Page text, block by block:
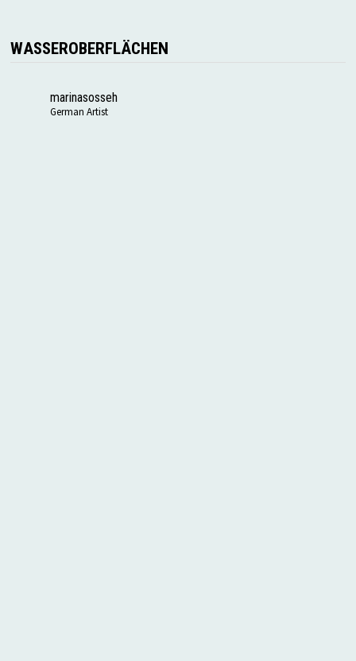
WASSEROBERFLÄCHEN
marinasosseh
German Artist